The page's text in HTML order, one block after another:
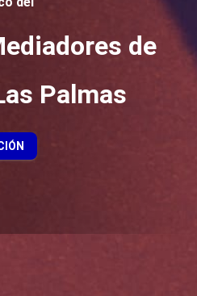
de
Palmas